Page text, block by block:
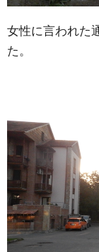
女性に言われた
た。